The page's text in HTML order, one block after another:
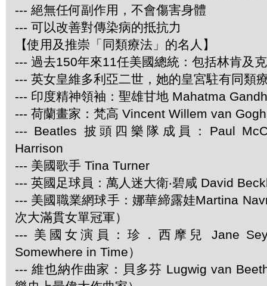
--- 絕無任何副作用，不會傷害身體
--- 可以改善對傳染病的抵抗力
【使用及推崇「同類療法」的名人】
--- 過去150年來11任美國總統：包括林肯及
--- 英女皇維多利亞二世，她的皇宮駐有同類
--- 印度精神領袖：聖雄甘地 Mahatma
--- 荷蘭畫家：梵高 Vincent Willem van Gogh
--- Beatles 披頭四樂隊成員：Paul
Harrison
--- 美國歌手 Tina Turner
--- 英國足球員：萬人迷大衛‧碧咸 David
--- 美國職業網球手：娜華締露娃Martina
次大滿貫女單冠軍）
--- 美國女演員：珍．西摩兒 Jane
Somewhere in Time）
--- 維也納作曲家：貝多芬 Lugwig van